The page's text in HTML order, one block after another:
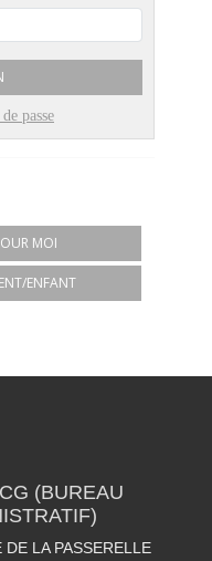
passe
MOI
ENFANT
(BUREAU
DE LA PASSERELLE